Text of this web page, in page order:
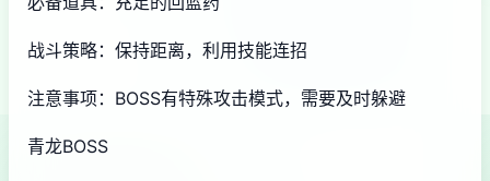
战斗策略：保持距离，利用技能连招
注意事项：BOSS有特殊攻击模式，需要及时躲避
青龙BOSS